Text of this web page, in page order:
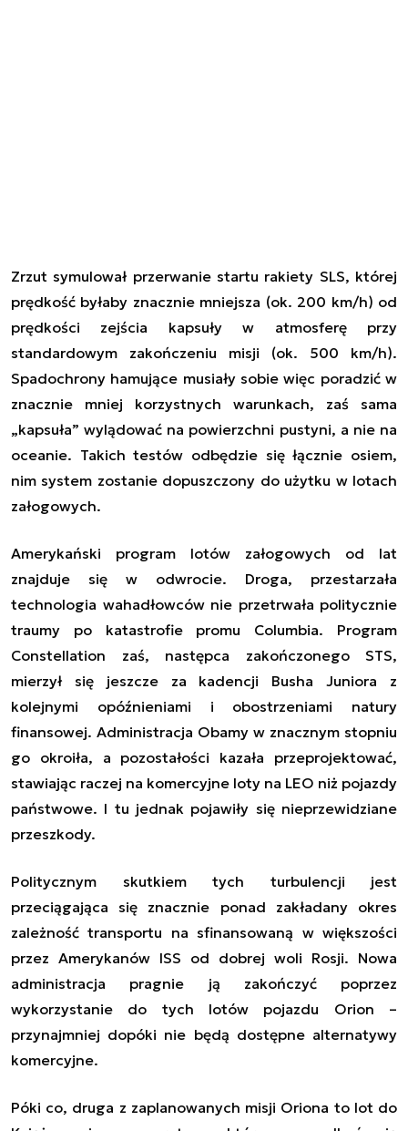
Zrzut symulował przerwanie startu rakiety SLS, której
prędkość byłaby znacznie mniejsza (ok. 200 km/h) od
prędkości zejścia kapsuły w atmosferę przy
standardowym zakończeniu misji (ok. 500 km/h).
Spadochrony hamujące musiały sobie więc poradzić w
znacznie mniej korzystnych warunkach, zaś sama
„kapsuła” wylądować na powierzchni pustyni, a nie na
oceanie. Takich testów odbędzie się łącznie osiem,
nim system zostanie dopuszczony do użytku w lotach
załogowych.
Amerykański program lotów załogowych od lat
znajduje się w odwrocie. Droga, przestarzała
technologia wahadłowców nie przetrwała politycznie
traumy po katastrofie promu Columbia. Program
Constellation zaś, następca zakończonego STS,
mierzył się jeszcze za kadencji Busha Juniora z
kolejnymi opóźnieniami i obostrzeniami natury
finansowej. Administracja Obamy w znacznym stopniu
go okroiła, a pozostałości kazała przeprojektować,
stawiając raczej na komercyjne loty na LEO niż pojazdy
państwowe. I tu jednak pojawiły się nieprzewidziane
przeszkody.
Politycznym skutkiem tych turbulencji jest
przeciągająca się znacznie ponad zakładany okres
zależność transportu na sfinansowaną w większości
przez Amerykanów ISS od dobrej woli Rosji. Nowa
administracja pragnie ją zakończyć poprzez
wykorzystanie do tych lotów pojazdu Orion –
przynajmniej dopóki nie będą dostępne alternatywy
komercyjne.
Póki co, druga z zaplanowanych misji Oriona to lot do